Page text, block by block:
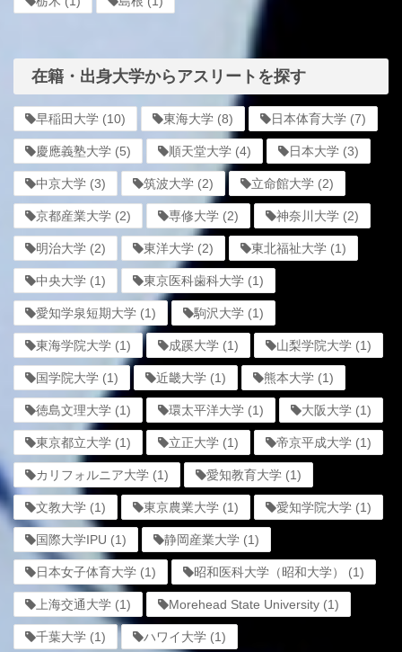
在籍・出身大学からアスリートを探す
早稲田大学 (10) 東海大学 (8) 日本体育大学 (7)
慶應義塾大学 (5) 順天堂大学 (4) 日本大学 (3)
中京大学 (3) 筑波大学 (2) 立命館大学 (2)
京都産業大学 (2) 専修大学 (2) 神奈川大学 (2)
明治大学 (2) 東洋大学 (2) 東北福祉大学 (1)
中央大学 (1) 東京医科歯科大学 (1)
愛知学泉短期大学 (1) 駒沢大学 (1)
東海学院大学 (1) 成蹊大学 (1) 山梨学院大学 (1)
国学院大学 (1) 近畿大学 (1) 熊本大学 (1)
徳島文理大学 (1) 環太平洋大学 (1) 大阪大学 (1)
東京都立大学 (1) 立正大学 (1) 帝京平成大学 (1)
カリフォルニア大学 (1) 愛知教育大学 (1)
文教大学 (1) 東京農業大学 (1) 愛知学院大学 (1)
国際大学IPU (1) 静岡産業大学 (1)
日本女子体育大学 (1) 昭和医科大学（昭和大学） (1)
上海交通大学 (1) Morehead State University (1)
千葉大学 (1) ハワイ大学 (1)